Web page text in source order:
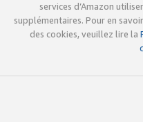
services d’Amazon
supplémentaires. Pour en
des cookies, veuillez lire la